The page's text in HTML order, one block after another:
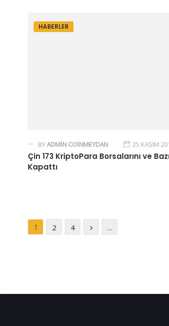
HABERLER
BYADMIN COINMEYDAN 25 KASIM
Çin 173 KriptoPara Borsalarını ve
Kapattı
1 2 …
4